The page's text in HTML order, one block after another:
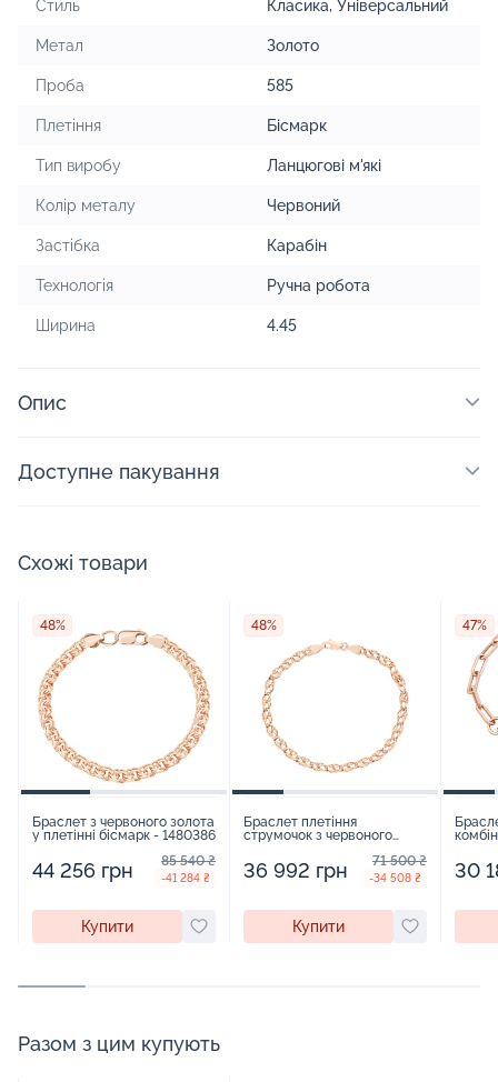
Стиль Класика, Універсальний
Метал Золото
Проба 585
Плетіння Бісмарк
Тип виробу Ланцюгові м'які
Колір металу Червоний
Застібка Карабін
Технологія Ручна робота
Ширина 4.45
Опис
Доступне пакування
Схожі товари
48%
Браслет з червоного золота
у плетінні бісмарк - 1480386
44 256 грн 85 540 ₴
-41 284 ₴
Купити
48%
Браслет плетіння
струмочок з червоного
36 992 грн 71 500 ₴
-34 508 ₴
Купити
47%
30
Разом з цим купують